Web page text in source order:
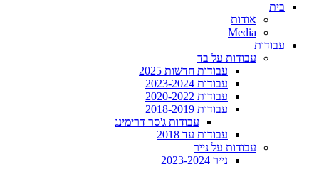
בית
אודות
Media
עבודות
עבודות על בד
עבודות חדשות 2025
עבודות 2023-2024
עבודות 2020-2022
עבודות 2018-2019
עבודות ג'סר דרימינג
עבודות עד 2018
עבודות על נייר
נייר 2023-2024